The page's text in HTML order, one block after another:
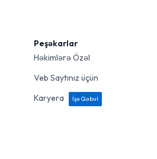
Peşəkarlar
Həkimlərə Özəl
Veb Saytınız üçün
Karyera
İşə Qəbul